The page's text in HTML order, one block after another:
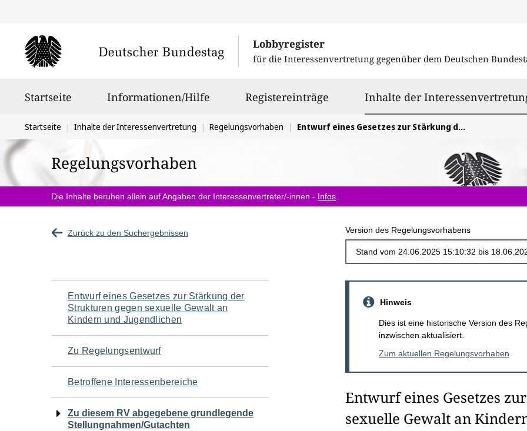
Lobbyregister
für die Interessenvertretung gegenüber dem Deutschen
Startseite Informationen/Hilfe Registereinträge Inhalte der
Sie
befinden
sich
hier:
Startseite Inhalte der Interessenvertretung Regelungsvorhaben Entwurf eines Gesetzes zur Stärkung der Strukturen gegen sexuelle Gewalt an Kindern und Jugendlichen
Regelungsvorhaben
Die Inhalte beruhen allein auf Angaben der Interessenvertreter/-innen - Infos
Zurück zu den Suchergebnissen Version des Regelungsvorhabens
Navigation
für
den
Seiteninhalt
Entwurf eines Gesetzes zur Stärkung der
Strukturen gegen sexuelle Gewalt an
Kindern und Jugendlichen
Zu Regelungsentwurf
Betroffene Interessenbereiche
Zu diesem RV abgegebene grundlegende
Stellungnahmen/Gutachten
Hinweis
Dies ist eine historische Version des
inzwischen aktualisiert.
Zum aktuellen Regelungsvorhaben
Entwurf eines Gesetzes
sexuelle Gewalt an